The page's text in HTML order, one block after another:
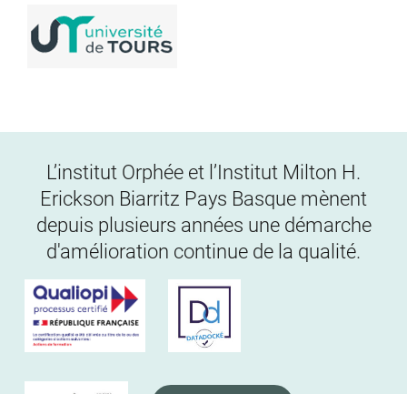
L’institut Orphée et l’Institut Milton H.
Erickson Biarritz Pays Basque mènent
depuis plusieurs années une démarche
d'amélioration continue de la qualité.